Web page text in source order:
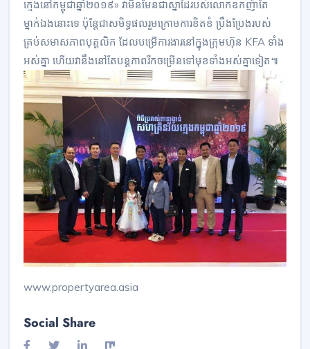
ក្មេង​នៅ​កម្ពុជា​ឆ្នាំ២០១៩​» វា​មិនមែន​ជា​ស្នាដៃ​របស់​លោក​ឧកញ៉ា​តែ
ម្នាក់ឯង​នោះ​ទេ​ ប៉ុន្តែ​ជាស​មិទ្ធ​ផល​រួម​ក្រោម​ការ​ខិតខំ​ ប្រឹងប្រែង​របស់​
គ្រប់​សមាសភាព​បុគ្គលិក​ ដែល​បម្រើការ​ងារ​នៅក្នុង​ក្រុមហ៊ុន​ KFA​ ទាំង
អស់គ្នា​ ហើយ​វា​នឹង​នៅតែ​បន្ត​ភាព​រីកចម្រើន​ទៅមុខ​ទាំងអស់គ្នា​ទៀត​៕
www.propertyarea.asia
Social Share